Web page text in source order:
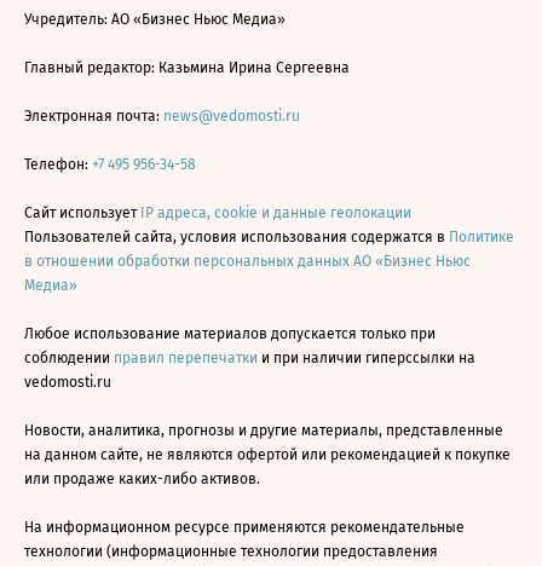
Учредитель: АО «Бизнес Ньюс Медиа»
Главный редактор: Казьмина Ирина Сергеевна
Электронная почта: news@vedomosti.ru
Телефон: +7 495 956-34-58
Сайт использует IP адреса, cookie и данные геолокации
Пользователей сайта, условия использования содержатся в Политике
в отношении обработки персональных данных АО «Бизнес Ньюс
Медиа»
Любое использование материалов допускается только при
соблюдении правил перепечатки и при наличии гиперссылки на
vedomosti.ru
Новости, аналитика, прогнозы и другие материалы, представленные
на данном сайте, не являются офертой или рекомендацией к покупке
или продаже каких-либо активов.
На информационном ресурсе применяются рекомендательные
технологии (информационные технологии предоставления